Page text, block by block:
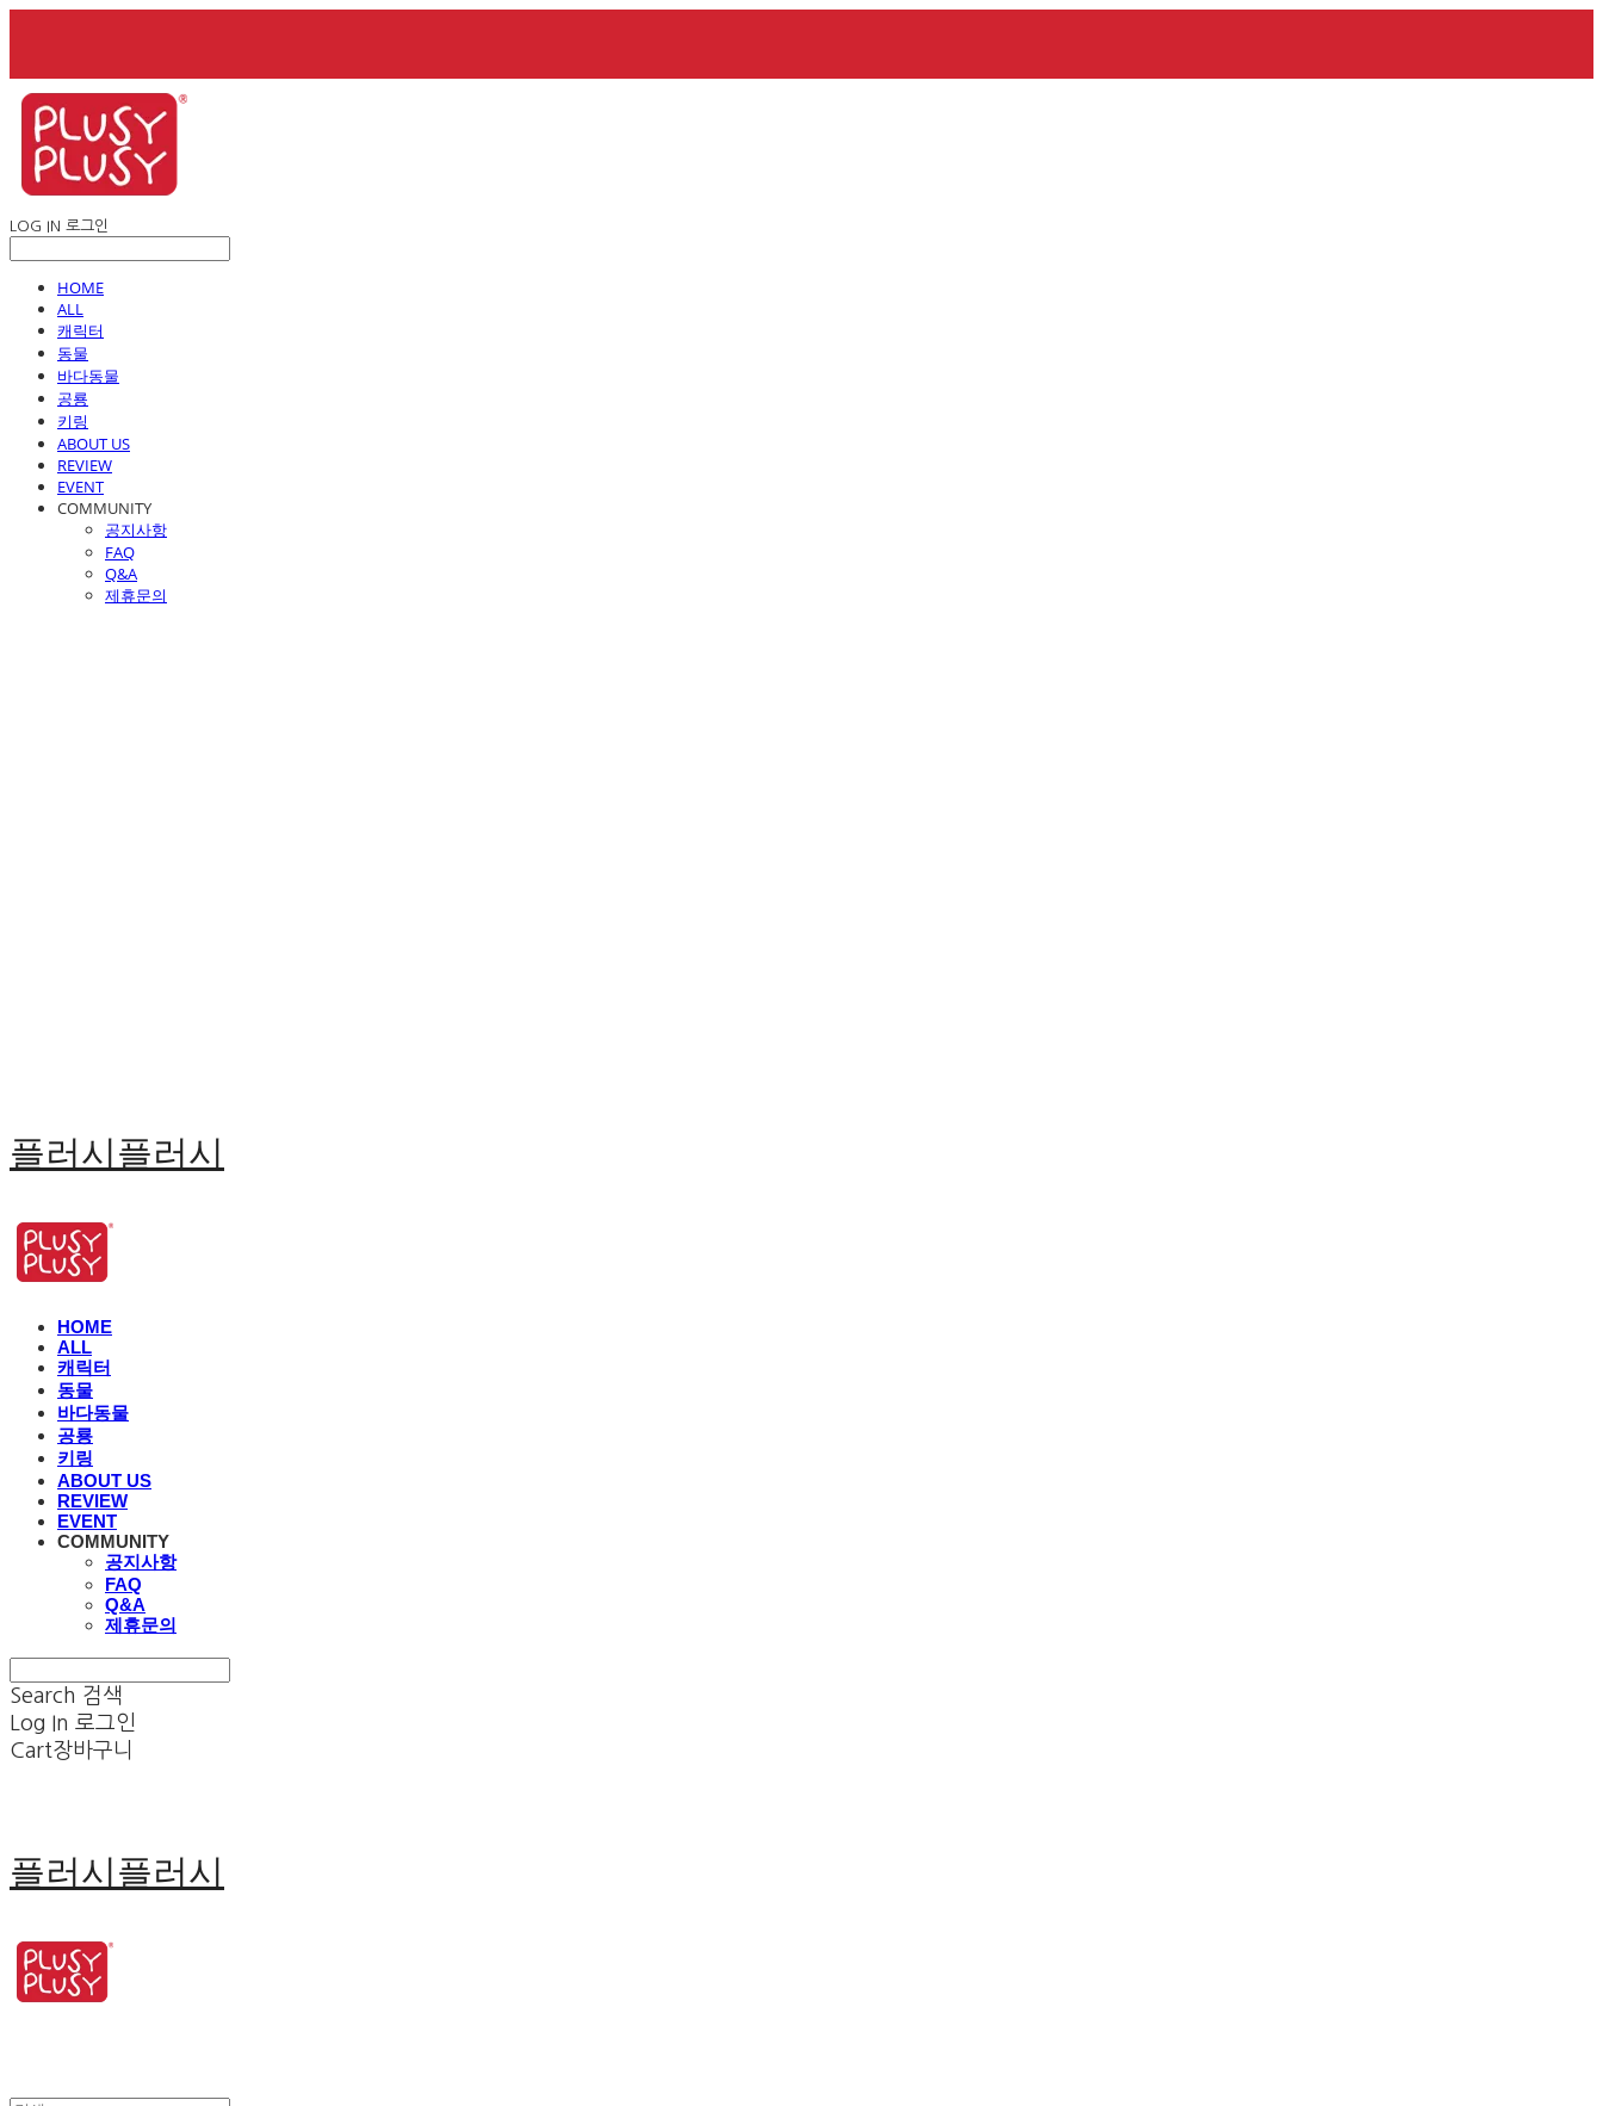
LOG IN 로그인
HOME
ALL
캐릭터
동물
바다동물
공룡
키링
ABOUT US
REVIEW
EVENT
COMMUNITY
공지사항
FAQ
Q&A
제휴문의
플러시플러시
HOME
ALL
캐릭터
동물
바다동물
공룡
키링
ABOUT US
REVIEW
EVENT
COMMUNITY
공지사항
FAQ
Q&A
제휴문의
Search 검색
Log In 로그인
Cart장바구니
플러시플러시